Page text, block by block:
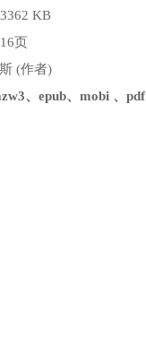
KB
页
(作者)
、epub、mobi 、pdf